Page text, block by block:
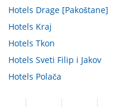
Hotels Drage [Pakoštane]
Hotels Kraj
Hotels Tkon
Hotels Sveti Filip i Jakov
Hotels Polača